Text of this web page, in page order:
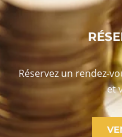
Réservez un rendez-
et